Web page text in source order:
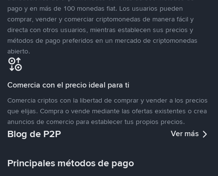
pago y en más de 100 monedas fiat. Los usuarios pueden
comprar, vender y comerciar criptomonedas de manera fácil y
directa con otros usuarios, mientras establecen sus precios y
métodos de pago preferidos en un mercado de criptomonedas
abierto.
Comercia con el precio ideal para ti
Comercia criptos con la libertad de comprar y vender a los precios
que elijas. Compra o vende mediante las ofertas existentes o crea
anuncios de comercio para establecer tus propios precios.
Blog de P2P Ver más
Principales métodos de pago